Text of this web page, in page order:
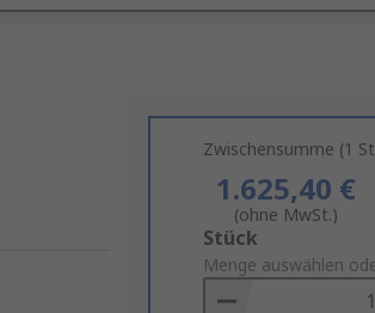
Zwischensumme (1
1.625,40 €
(ohne MwSt.)
Add
to
Basket
Stück
Menge auswählen